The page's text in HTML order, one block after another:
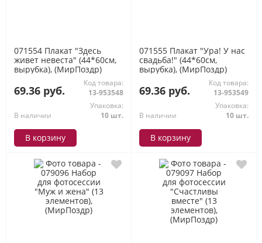
071554 Плакат "Здесь
живет невеста" (44*60см,
вырубка), (МирПоздр)
69.36 руб.
Код товара:
13-953548
В наличии
Упаковка:
10 шт.
В корзину
071555 Плакат "Ура! У нас
свадьба!" (44*60см,
вырубка), (МирПоздр)
69.36 руб.
Код товара:
13-953549
В наличии
Упаковка:
10 шт.
В корзину